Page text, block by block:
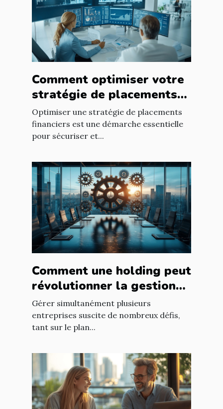
Comment optimiser votre
stratégie de placements
financiers ?
Optimiser une stratégie de placements
financiers est une démarche essentielle
pour sécuriser et...
Comment une holding peut
révolutionner la gestion
d’entreprises multiples ?
Gérer simultanément plusieurs
entreprises suscite de nombreux défis,
tant sur le plan...